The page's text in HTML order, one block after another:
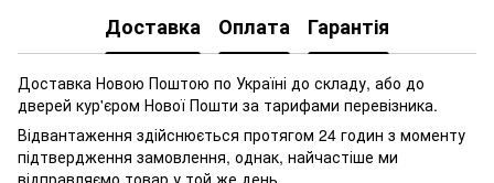
Доставка Оплата Гарантія
Доставка Новою Поштою по Україні до складу, або до
дверей кур'єром Нової Пошти за тарифами перевізника.
Відвантаження здійснюється протягом 24 годин з моменту
підтвердження замовлення, однак, найчастіше ми
відправляємо товар у той же день.